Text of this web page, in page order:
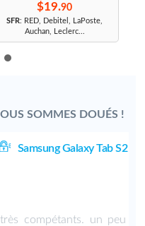
$19.90
SFR: RED, Debitel, LaPoste,
Auchan, Leclerc...
SOMMES DOUÉS !
Samsung Galaxy Tab S2
compétants. un peu